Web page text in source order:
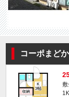
コーポまど
敷